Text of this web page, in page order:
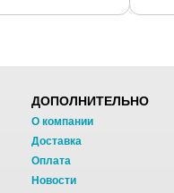
ДОПОЛНИТЕЛЬНО
О компании
Доставка
Оплата
Новости